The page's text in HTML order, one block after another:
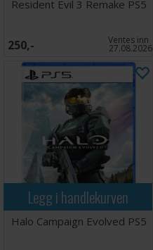
Resident Evil 3 Remake PS5
250,- Ventes inn
27.08.2026
Legg i handlekurven
Halo Campaign Evolved PS5